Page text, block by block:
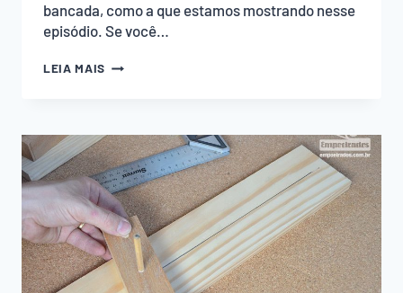
bancada, como a que estamos mostrando nesse
episódio. Se você…
LEIA MAIS GUIA
BANCADA